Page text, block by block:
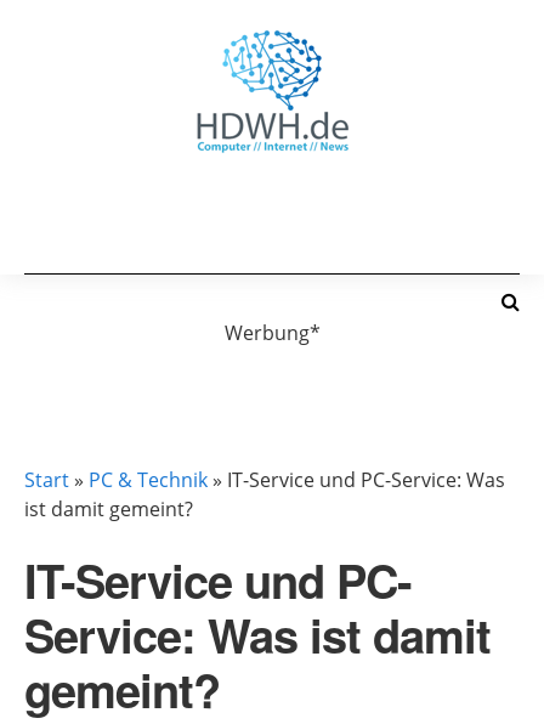
Werbung*
Start» PC & Technik» IT-Service und PC-Service: Was
ist damit gemeint?
IT-Service und PC-
Service: Was ist damit
gemeint?